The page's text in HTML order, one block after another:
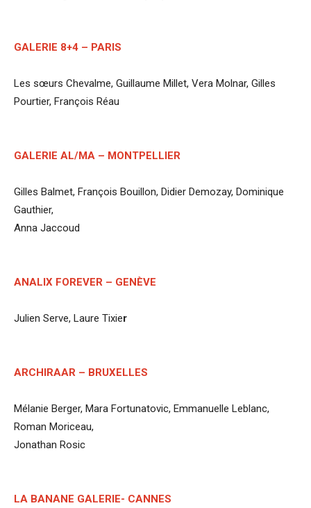
GALERIE 8+4 – PARIS
Les sœurs Chevalme, Guillaume Millet, Vera Molnar, Gilles
Pourtier, François Réau
GALERIE AL/MA – MONTPELLIER
Gilles Balmet, François Bouillon, Didier Demozay, Dominique
Gauthier,
Anna Jaccoud
ANALIX FOREVER – GENÈVE
Julien Serve, Laure Tixier
ARCHIRAAR – BRUXELLES
Mélanie Berger, Mara Fortunatovic, Emmanuelle Leblanc,
Roman Moriceau,
Jonathan Rosic
LA BANANE GALERIE- CANNES